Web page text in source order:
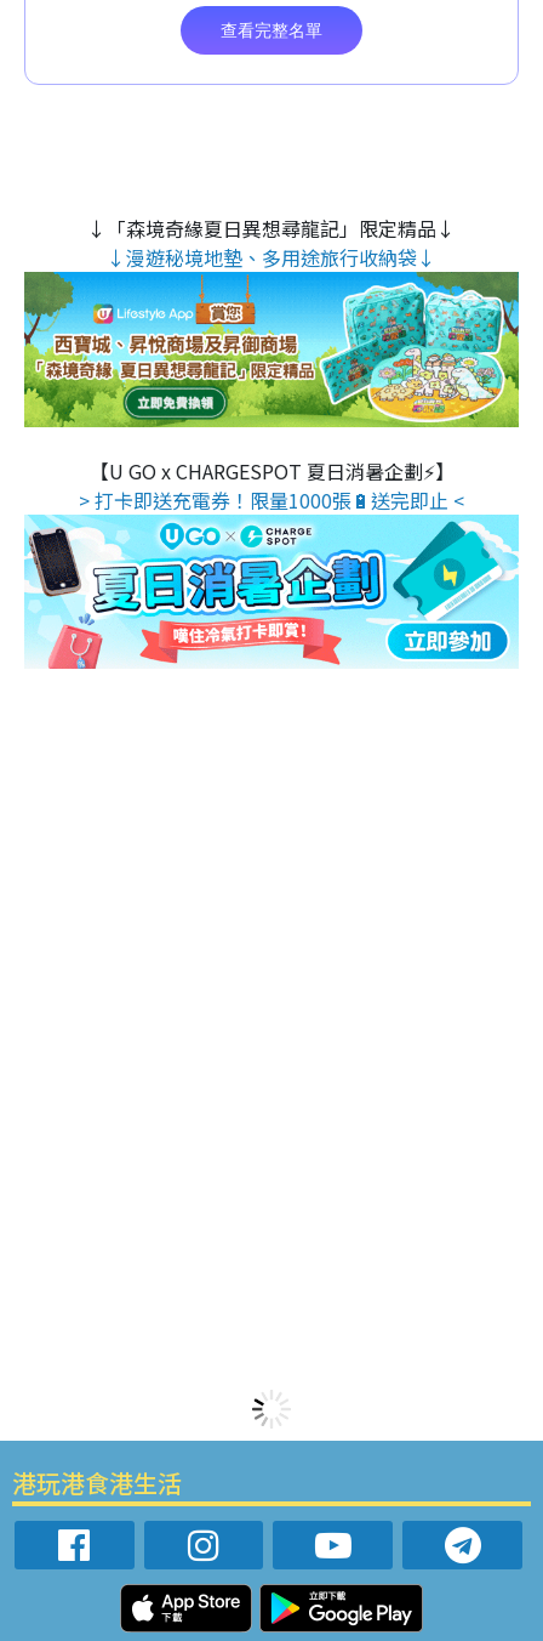
↓「森境奇緣夏日異想尋龍記」限定精品↓
↓漫遊秘境地墊、多用途旅行收納袋↓
【U GO x CHARGESPOT 夏日消暑企劃⚡】
> 打卡即送充電券！限量1000張🔋送完即止 <
港玩港食港生活